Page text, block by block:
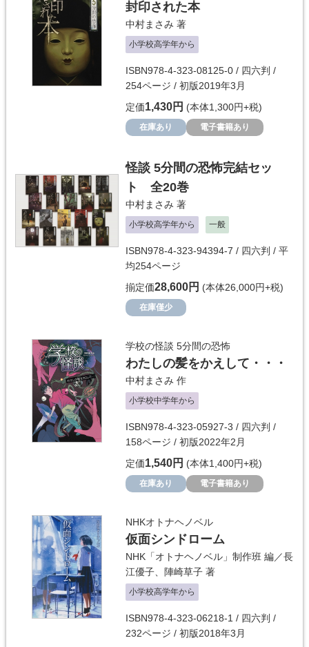
封印された本
中村まさみ 著
小学校高学年から
ISBN978-4-323-08125-0 / 四六判 /
254ページ / 初版2019年3月
定価1,430円 (本体1,300円+税)
在庫あり 電子書籍あり
怪談 5分間の恐怖完結セッ
ト 全20巻
中村まさみ 著
小学校高学年から 一般
ISBN978-4-323-94394-7 / 四六判 / 平
均254ページ
揃定価28,600円 (本体26,000円+税)
在庫僅少
学校の怪談 5分間の恐怖
わたしの髪をかえして・・・
中村まさみ 作
小学校中学年から
ISBN978-4-323-05927-3 / 四六判 /
158ページ / 初版2022年2月
定価1,540円 (本体1,400円+税)
在庫あり 電子書籍あり
NHKオトナヘノベル
仮面シンドローム
NHK「オトナヘノベル」制作班 編／長
江優子
陣崎草子 著
小学校高学年から
ISBN978-4-323-06218-1 / 四六判 /
232ページ / 初版2018年3月